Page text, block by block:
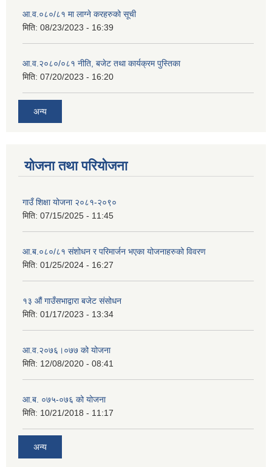
आ.व.०८०/८१ मा लाग्ने करहरुको सूची
मिति: 08/23/2023 - 16:39
आ.व.२०८०/०८१ नीति, बजेट तथा कार्यक्रम पुस्तिका
मिति: 07/20/2023 - 16:20
अन्य
योजना तथा परियोजना
गाउँ शिक्षा योजना २०८१-२०९०
मिति: 07/15/2025 - 11:45
आ.ब.०८०/८१ संशोधन र परिमार्जन भएका योजनाहरुको विवरण
मिति: 01/25/2024 - 16:27
१३ औं गाउँसभाद्वारा बजेट संसोधन
मिति: 01/17/2023 - 13:34
आ‍.व.२०७६।०७७ को योजना
मिति: 12/08/2020 - 08:41
आ.ब. ०७५-०७६ को योजना
मिति: 10/21/2018 - 11:17
अन्य